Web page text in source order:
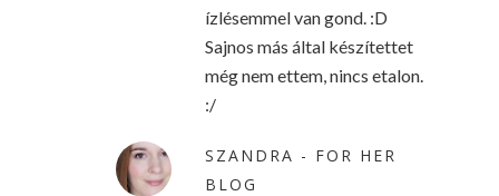
ízlésemmel van gond. :D
Sajnos más által készítettet
még nem ettem, nincs etalon.
:/
SZANDRA - FOR HER
BLOG